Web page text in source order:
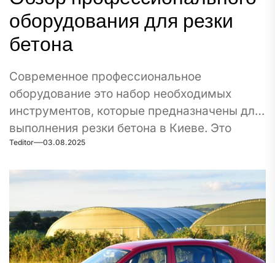
оборудования для резки
бетона
Современное профессиональное
оборудование это набор необходимых
инструментов, которые предназначены для
выполнения резки бетона в Киеве. Это
сложная задача в строительстве...
Teditor 03.08.2025